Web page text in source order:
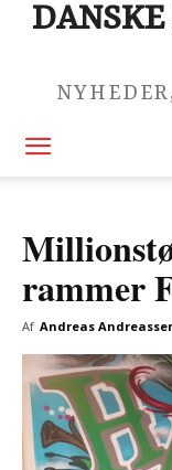
rammer
Af Andreas